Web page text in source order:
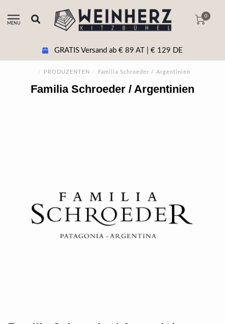
MENU
0
GRATIS Versand ab € 89 AT | € 129 DE
/ PRODUZENTEN / Familia Schroeder / Argentinien
Familia Schroeder / Argentinien